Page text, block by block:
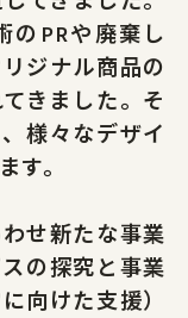
のPRや廃棄し
ジナル商品の
きました。そ
様々なデザイ
す。
せ新たな事業
の探究と事業
向けた支援）